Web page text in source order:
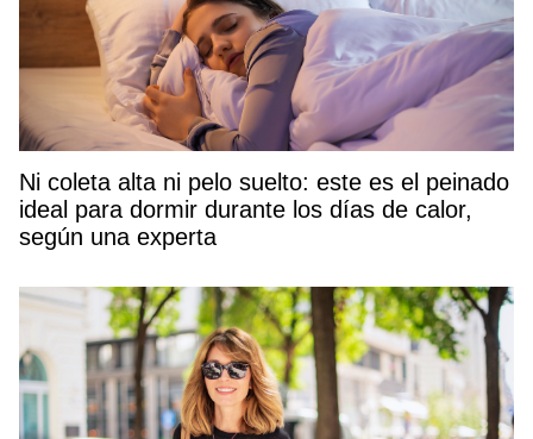
Ni coleta alta ni pelo suelto: este es el peinado
ideal para dormir durante los días de calor,
según una experta